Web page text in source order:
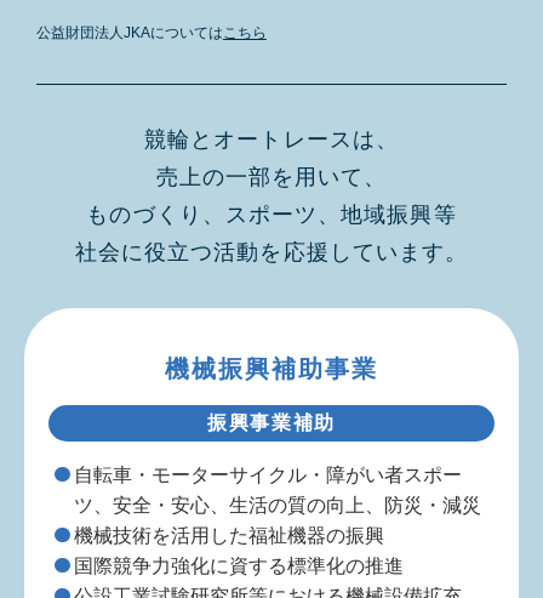
公益財団法人JKAについてはこちら
競輪とオートレースは、
売上の一部を用いて、
ものづくり、スポーツ、地域振興等
社会に役立つ活動を応援しています。
機械振興補助事業
振興事業補助
自転車・モーターサイクル・障がい者スポー
ツ、安全・安心、生活の質の向上、防災・減災
機械技術を活用した福祉機器の振興
国際競争力強化に資する標準化の推進